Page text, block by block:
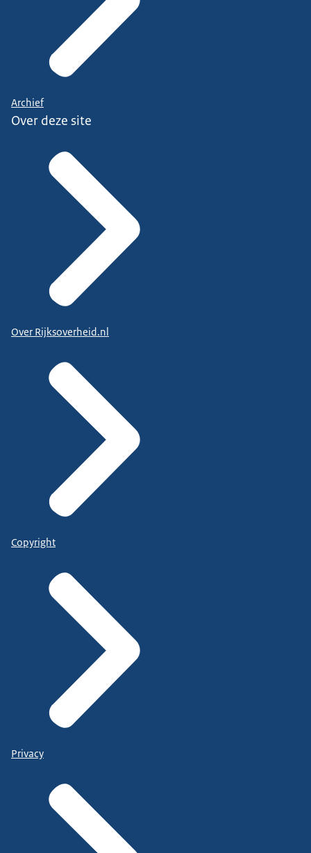
Archief
Over deze site
Over Rijksoverheid.nl
Copyright
Privacy